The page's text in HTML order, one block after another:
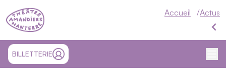
Théâtre Nanterre-Amandiers Accueil
Actus
BILLETTERIESITE EXTÉRIEUR ET OUVRE UN NOUVEL ONGLET
MON COMPTE